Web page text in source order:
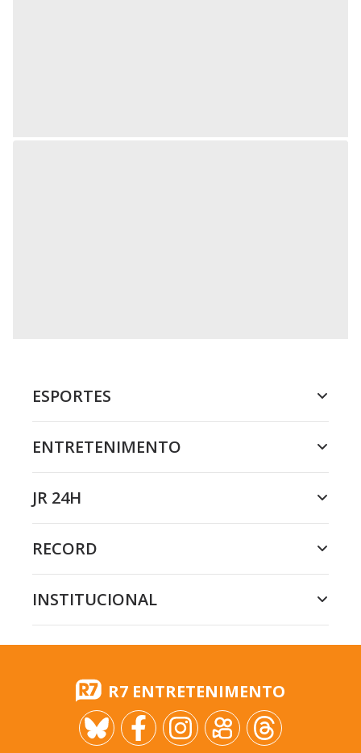
ESPORTES
ENTRETENIMENTO
JR 24H
RECORD
INSTITUCIONAL
R7 ENTRETENIMENTO